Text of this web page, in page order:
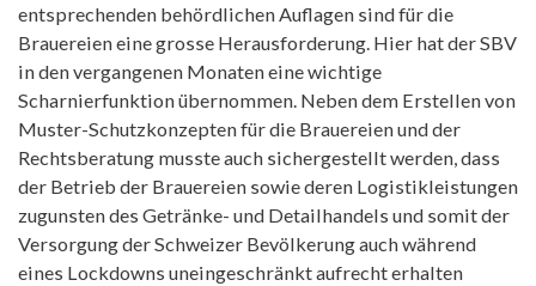
entsprechenden behördlichen Auflagen sind für die
Brauereien eine grosse Herausforderung. Hier hat der SBV
in den vergangenen Monaten eine wichtige
Scharnierfunktion übernommen. Neben dem Erstellen von
Muster-Schutzkonzepten für die Brauereien und der
Rechtsberatung musste auch sichergestellt werden, dass
der Betrieb der Brauereien sowie deren Logistikleistungen
zugunsten des Getränke- und Detailhandels und somit der
Versorgung der Schweizer Bevölkerung auch während
eines Lockdowns uneingeschränkt aufrecht erhalten